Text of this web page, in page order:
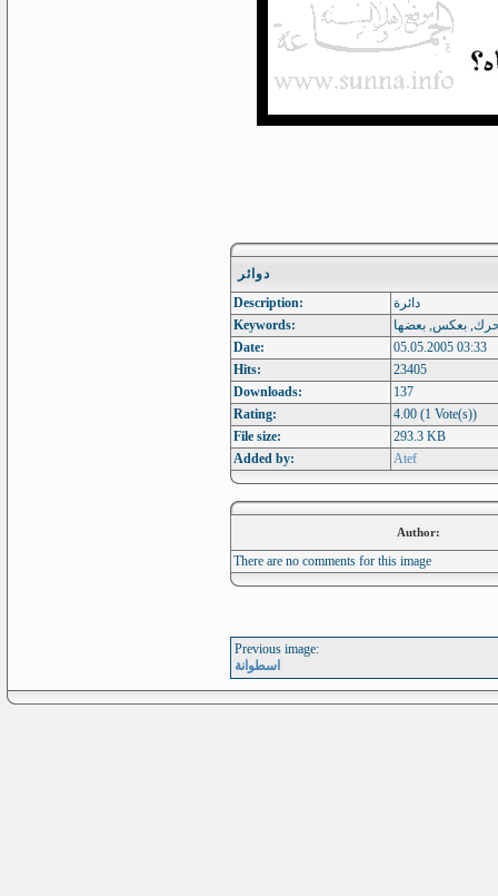
دوائر
Description:
دائرة
Keywords:
بعكس, بعضها
Date:
05.05.2005 03:33
Hits:
23405
Downloads:
137
Rating:
4.00 (1 Vote(s))
File size:
293.3 KB
Added by:
Atef
Author:
There are no comments for this image
Previous image:
اسطوانة